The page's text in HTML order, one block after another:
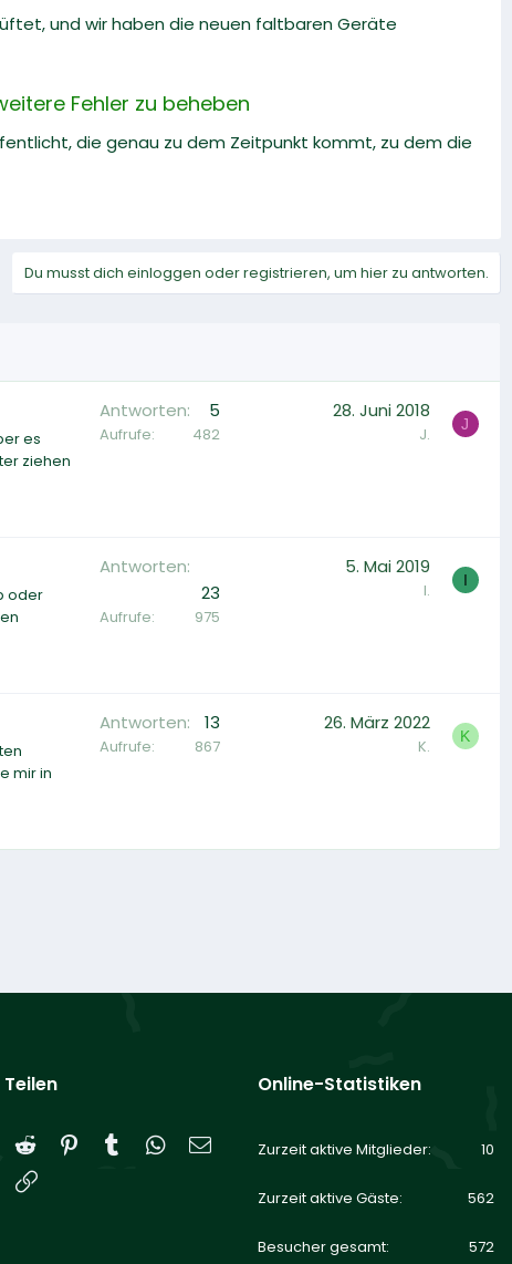
und wir haben die neuen faltbaren Geräte
Fehler zu beheben
die genau zu dem Zeitpunkt kommt, zu dem die
Du musst dich einloggen oder registrieren, um hier zu antworten.
es
ziehen
Antworten 5
Aufrufe 482
28. Juni 2018
J. J
oder
Antworten
23
Aufrufe 975
5. Mai 2019
I. I
mir in
Antworten 13
Aufrufe 867
26. März 2022
K. K
Teilen
Reddit Pinterest
Tumblr WhatsApp
E-Mail
Online-Statistiken
Zurzeit aktive Mitglieder 10
Zurzeit aktive Gäste 562
Besucher gesamt 572